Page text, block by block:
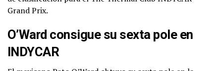
Grand Prix.
O’Ward consigue su sexta pole en
INDYCAR